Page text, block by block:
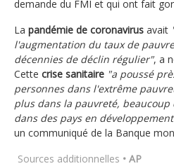
demande du FMI et qui ont fait
La pandémie de coronavirus avait
l'augmentation du taux de
décennies de déclin régulier", a
Cette crise sanitaire "a poussé
personnes dans l'extrême
plus dans la pauvreté,
dans des pays en
un communiqué de la Banque
Sources additionnelles • AP